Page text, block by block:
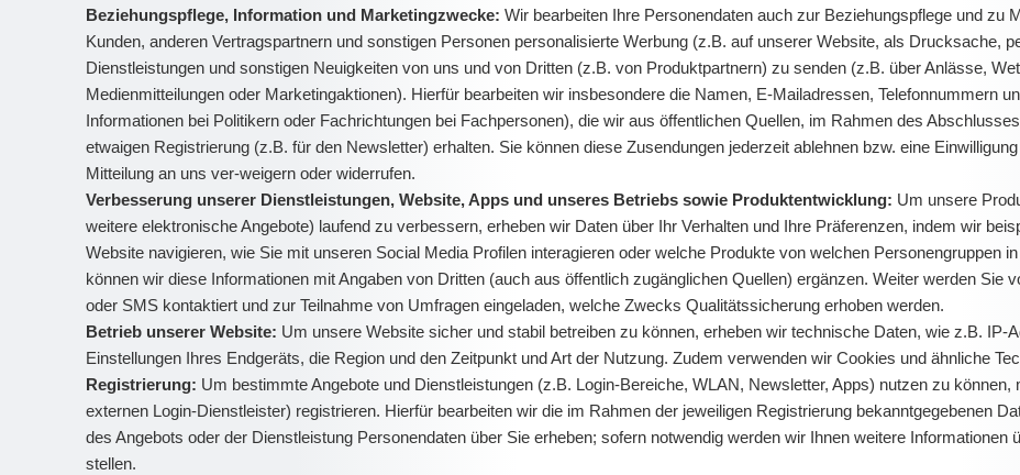
Beziehungspflege, Information und Marketingzwecke: Wir bearbeiten Ihre Personendaten auch zur Beziehungspflege und zu
Kunden, anderen Vertragspartnern und sonstigen Personen personalisierte Werbung (z.B. auf unserer Website, als Drucksache,
Dienstleistungen und sonstigen Neuigkeiten von uns und von Dritten (z.B. von Produktpartnern) zu senden (z.B. über Anlässe,
Medienmitteilungen oder Marketingaktionen). Hierfür bearbeiten wir insbesondere die Namen, E-Mailadressen, Telefonnummern
Informationen bei Politikern oder Fachrichtungen bei Fachpersonen), die wir aus öffentlichen Quellen, im Rahmen des
etwaigen Registrierung (z.B. für den Newsletter) erhalten. Sie können diese Zusendungen jederzeit ablehnen bzw. eine
Mitteilung an uns ver-weigern oder widerrufen.
Verbesserung unserer Dienstleistungen, Website, Apps und unseres Betriebs sowie Produktentwicklung: Um unsere
weitere elektronische Angebote) laufend zu verbessern, erheben wir Daten über Ihr Verhalten und Ihre Präferenzen, indem wir
Website navigieren, wie Sie mit unseren Social Media Profilen interagieren oder welche Produkte von welchen Personengruppen
können wir diese Informationen mit Angaben von Dritten (auch aus öffentlich zugänglichen Quellen) ergänzen. Weiter werden Sie
oder SMS kontaktiert und zur Teilnahme von Umfragen eingeladen, welche Zwecks Qualitätssicherung erhoben werden.
Betrieb unserer Website: Um unsere Website sicher und stabil betreiben zu können, erheben wir technische Daten, wie z.B.
Einstellungen Ihres Endgeräts, die Region und den Zeitpunkt und Art der Nutzung. Zudem verwenden wir Cookies und ähnliche
Registrierung: Um bestimmte Angebote und Dienstleistungen (z.B. Login-Bereiche, WLAN, Newsletter, Apps) nutzen zu
externen Login-Dienstleister) registrieren. Hierfür bearbeiten wir die im Rahmen der jeweiligen Registrierung bekanntgegebenen
des Angebots oder der Dienstleistung Personendaten über Sie erheben; sofern notwendig werden wir Ihnen weitere Informationen
stellen.